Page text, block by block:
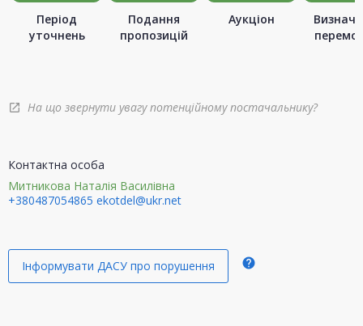
Період
уточнень
Подання
пропозицій
Аукціон
open_in_new На що звернути увагу потенційному постачальнику?
Контактна особа
Митникова Наталія Василівна
+380487054865 ekotdel@ukr.net
Інформувати ДАСУ про порушення help